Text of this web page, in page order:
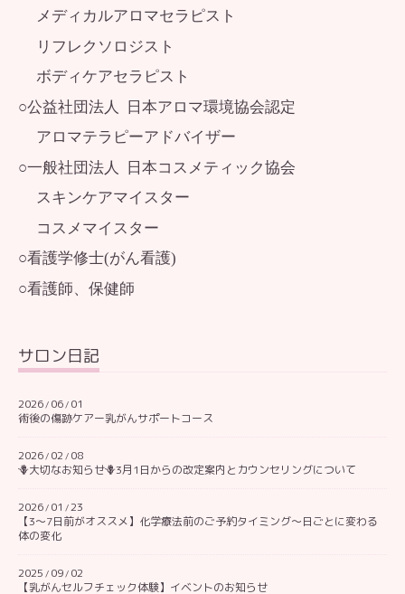
メディカルアロマセラピスト
リフレクソロジスト
ボディケアセラピスト
○公益社団法人 日本アロマ環境協会認定
アロマテラピーアドバイザー
○一般社団法人 日本コスメティック協会
スキンケアマイスター
コスメマイスター
○看護学修士(がん看護)
○看護師、保健師
サロン日記
2026/ 06/ 01
術後の傷跡ケアー乳がんサポートコース
2026/ 02 / 08
🪻大切なお知らせ🪻3月1日からの改定案内とカウンセリングについて
2026/ 01 /23
【3〜7日前がオススメ】化学療法前のご予約タイミング〜日ごとに変わる
体の変化
2025 / 09/ 02
【乳がんセルフチェック体験】イベントのお知らせ